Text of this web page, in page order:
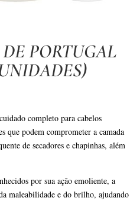
PORTUGAL
completo para cabelos
que podem comprometer a camada
de secadores e chapinhas, além
por sua ação emoliente, a
maleabilidade e do brilho, ajudando